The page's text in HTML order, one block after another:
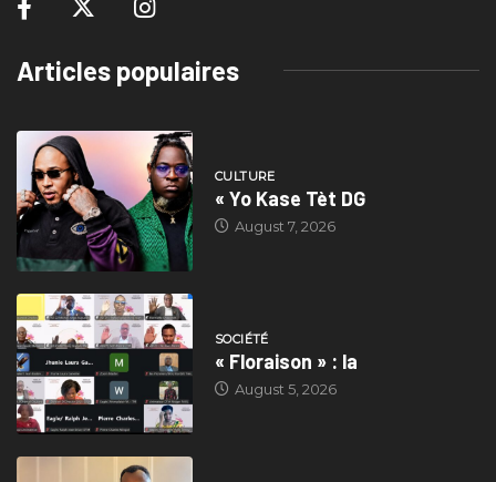
Articles populaires
CULTURE
« Yo Kase Tèt DG
August 7, 2026
SOCIÉTÉ
« Floraison » : la
August 5, 2026